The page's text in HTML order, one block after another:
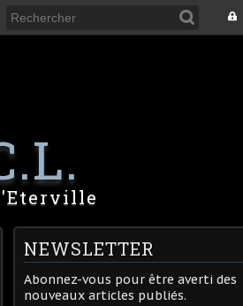
NEWSLETTER
Abonnez-vous pour être averti des
nouveaux articles publiés.